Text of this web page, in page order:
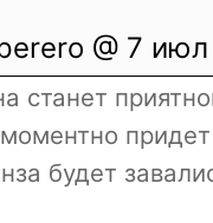
@ 7
станет
будет